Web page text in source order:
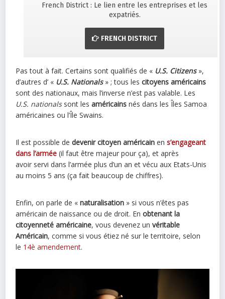
French District : Le lien entre les entreprises et les
expatriés.
FRENCH DISTRICT
Pas tout à fait. Certains sont qualifiés de « U.S. Citizens»,
d’autres d’ « U.S. Nationals» ; tous lescitoyens américains
sont des nationaux, mais l’inverse n’est pas valable. Les
U.S. nationalssont lesaméricains nés dans les Îles Samoa
américaines ou l’Île Swains.
Il est possible dedevenir citoyen américain ens’engageant
dans l’armée (il faut être majeur pour ça), et après
avoir servi dans l’armée plus d’un an et vécu aux Etats-Unis
au moins 5 ans (ça fait beaucoup de chiffres).
Enfin, on parle de «naturalisation » si vous n’êtes pas
américain de naissance ou de droit. Enobtenant la
citoyenneté américaine, vous devenez unvéritable
Américain, comme si vous étiez né sur le territoire, selon
le 14è amendement.